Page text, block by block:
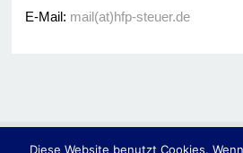
E-Mail: mail(at)hfp-steuer.de
Diese Website benutzt Cookies.